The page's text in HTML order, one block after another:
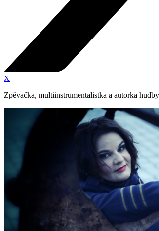
X
Zpěvačka, multiinstrumentalistka a autorka